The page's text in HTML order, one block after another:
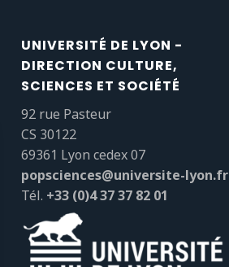
UNIVERSITÉ DE LYON -
DIRECTION CULTURE,
SCIENCES ET SOCIÉTÉ
92 rue Pasteur
CS 30122
69361 Lyon cedex 07
popsciences@universite-lyon.fr
Tél. +33 (0)4 37 37 82 01